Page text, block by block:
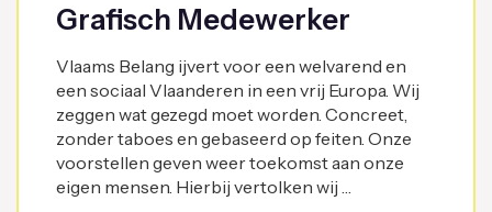
Grafisch Medewerker
Vlaams Belang ijvert voor een welvarend en
een sociaal Vlaanderen in een vrij Europa. Wij
zeggen wat gezegd moet worden. Concreet,
zonder taboes en gebaseerd op feiten. Onze
voorstellen geven weer toekomst aan onze
eigen mensen. Hierbij vertolken wij …